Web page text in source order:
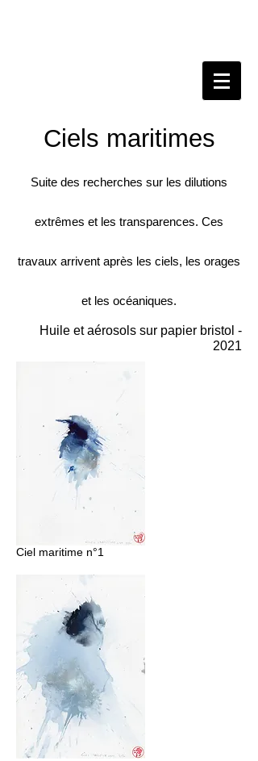
Ciels maritimes
Suite des recherches sur les dilutions
extrêmes et les transparences. Ces
travaux arrivent après les ciels, les orages
et les océaniques.
Huile et aérosols sur papier bristol -
2021
Ciel maritime n°1